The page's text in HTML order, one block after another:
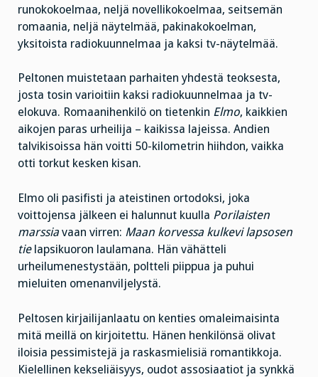
runokokoelmaa, neljä novellikokoelmaa, seitsemän
romaania, neljä näytelmää, pakinakokoelman,
yksitoista radiokuunnelmaa ja kaksi tv-näytelmää.
Peltonen muistetaan parhaiten yhdestä teoksesta,
josta tosin varioitiin kaksi radiokuunnelmaa ja tv-
elokuva. Romaanihenkilö on tietenkin Elmo, kaikkien
aikojen paras urheilija – kaikissa lajeissa. Andien
talvikisoissa hän voitti 50-kilometrin hiihdon, vaikka
otti torkut kesken kisan.
Elmo oli pasifisti ja ateistinen ortodoksi, joka
voittojensa jälkeen ei halunnut kuulla Porilaisten
marssia vaan virren: Maan korvessa kulkevi lapsosen
tielapsikuoron laulamana. Hän vähätteli
urheilumenestystään, poltteli piippua ja puhui
mieluiten omenanviljelystä.
Peltosen kirjailijanlaatu on kenties omaleimaisinta
mitä meillä on kirjoitettu. Hänen henkilönsä olivat
iloisia pessimistejä ja raskasmielisiä romantikkoja.
Kielellinen kekseliäisyys, oudot assosiaatiot ja synkkä